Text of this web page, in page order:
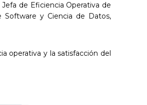
de Eficiencia Operativa de
y Ciencia de Datos,
operativa y la satisfacción del